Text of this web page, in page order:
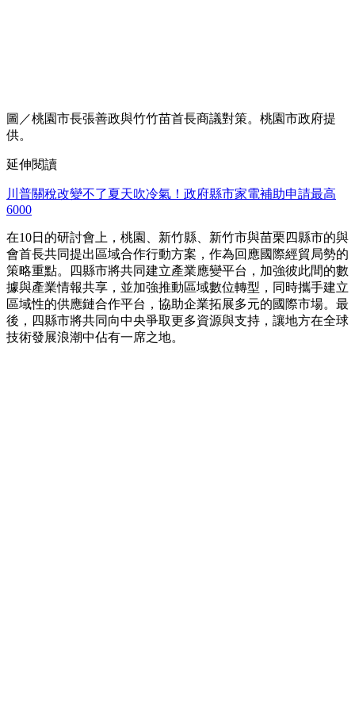
圖／桃園市長張善政與竹竹苗首長商議對策。桃園市政府提
供。
延伸閱讀
川普關稅改變不了夏天吹冷氣！政府縣市家電補助申請最高
6000
在10日的研討會上，桃園、新竹縣、新竹市與苗栗四縣市的與
會首長共同提出區域合作行動方案，作為回應國際經貿局勢的
策略重點。四縣市將共同建立產業應變平台，加強彼此間的數
據與產業情報共享，並加強推動區域數位轉型，同時攜手建立
區域性的供應鏈合作平台，協助企業拓展多元的國際市場。最
後，四縣市將共同向中央爭取更多資源與支持，讓地方在全球
技術發展浪潮中佔有一席之地。